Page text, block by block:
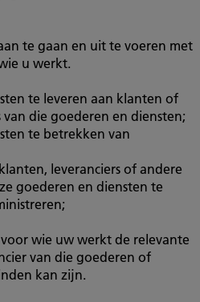
te gaan en uit te voeren met
u werkt.
te leveren aan klanten of
die goederen en diensten;
te betrekken van
leveranciers of andere
goederen en diensten te
wie uw werkt de relevante
van die goederen of
kan zijn.